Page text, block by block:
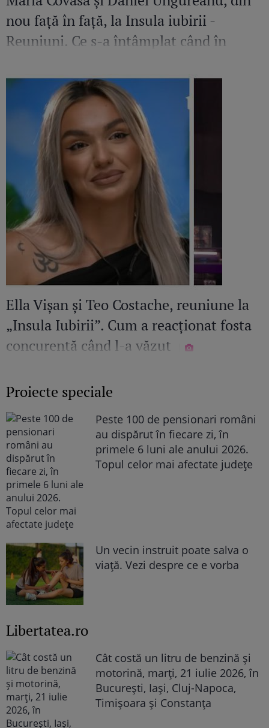
nou față în față, la Insula iubirii -
Reuniuni. Ce s-a întâmplat când în
concurent
Ella Vișan și Teo Costache, reuniune la
„Insula Iubirii”. Cum a reacționat fosta
concurentă când l-a văzut
Proiecte speciale
Peste 100 de pensionari români
au dispărut în fiecare zi, în
primele 6 luni ale anului 2026.
Topul celor mai afectate județe
Un vecin instruit poate salva o
viață. Vezi despre ce e vorba
Libertatea.ro
Cât costă un litru de benzină și
motorină, marți, 21 iulie 2026, în
București, Iași, Cluj-Napoca,
Timișoara și Constanța